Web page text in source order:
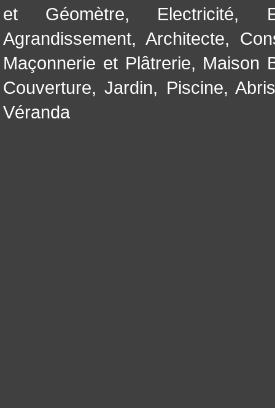
et Géomètre, Electricité,
Agrandissement, Architecte,
Maçonnerie et Plâtrerie, Maison
Couverture,Jardin, Piscine,
Véranda